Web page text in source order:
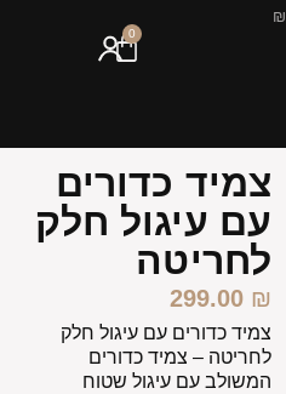
0
צמיד כדורים
עם עיגול חלק
לחריטה
299.00 ₪
צמיד כדורים עם עיגול חלק
לחריטה – צמיד כדורים
המשולב עם עיגול שטוח